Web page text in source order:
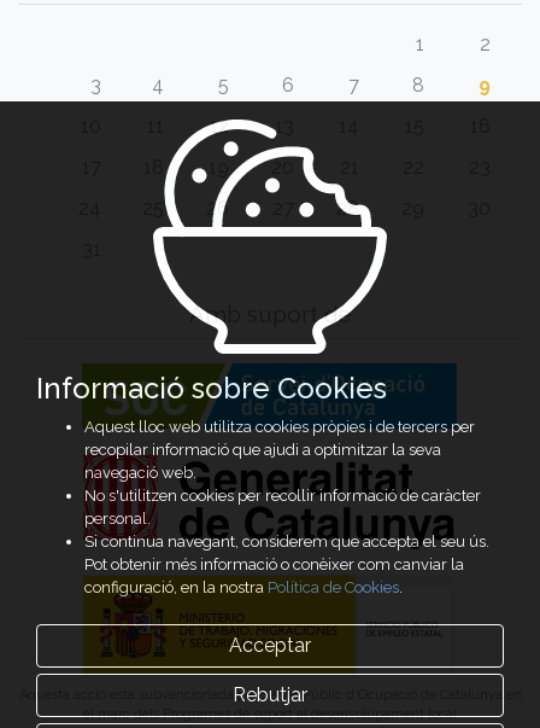
1
2
3
4 5 6 7 8
9
12 13
20
26 28
Amb suport de
Aquesta acció està subvencionada pel Servei Públic d’Ocupació de Catalunya en
el marc dels Programes de suport al desenvolupament local
Informació sobre Cookies
Aquest lloc web utilitza cookies pròpies i de tercers per
recopilar informació que ajudi a optimitzar la seva
navegació web.
No s'utilitzen cookies per recollir informació de caràcter
personal.
Si continua navegant, considerem que accepta el seu ús.
Pot obtenir més informació o conèixer com canviar la
configuració, en la nostra Política de Cookies.
Acceptar
Rebutjar